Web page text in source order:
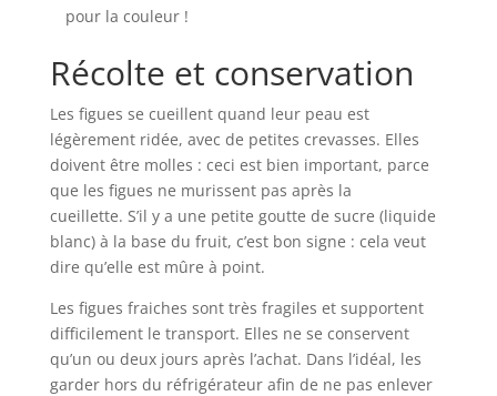
pour la couleur !
Récolte et conservation
Les figues se cueillent quand leur peau est
légèrement ridée, avec de petites crevasses. Elles
doivent être molles : ceci est bien important, parce
que les figues ne murissent pas après la
cueillette. S’il y a une petite goutte de sucre (liquide
blanc) à la base du fruit, c’est bon signe : cela veut
dire qu’elle est mûre à point.
Les figues fraiches sont très fragiles et supportent
difficilement le transport. Elles ne se conservent
qu’un ou deux jours après l’achat. Dans l’idéal, les
garder hors du réfrigérateur afin de ne pas enlever